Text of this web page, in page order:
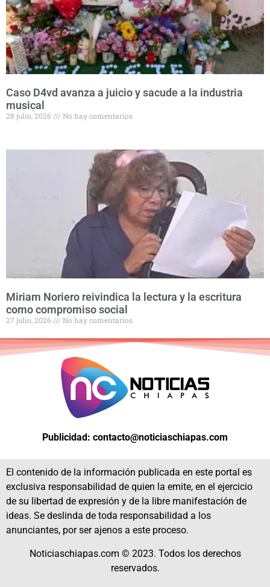
Caso D4vd avanza a juicio y sacude a la industria
musical
28 julio, 2026 No hay comentarios
Miriam Noriero reivindica la lectura y la escritura
como compromiso social
27 julio, 2026 No hay comentarios
Publicidad: contacto@noticiaschiapas.com
El contenido de la información publicada en este portal es
exclusiva responsabilidad de quien la emite, en el ejercicio
de su libertad de expresión y de la libre manifestación de
ideas. Se deslinda de toda responsabilidad a los
anunciantes, por ser ajenos a este proceso.
Noticiaschiapas.com © 2023. Todos los derechos
reservados.